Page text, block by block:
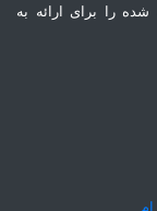
را برای ارائه به